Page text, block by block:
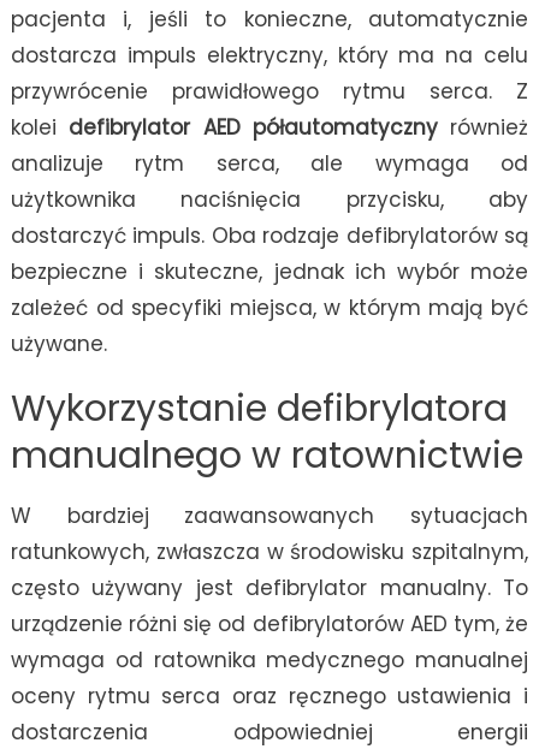
pacjenta i, jeśli to konieczne, automatycznie
dostarcza impuls elektryczny, który ma na celu
przywrócenie prawidłowego rytmu serca. Z
kolei defibrylator AED półautomatycznyrównież
analizuje rytm serca, ale wymaga od
użytkownika naciśnięcia przycisku, aby
dostarczyć impuls. Oba rodzaje defibrylatorów są
bezpieczne i skuteczne, jednak ich wybór może
zależeć od specyfiki miejsca, w którym mają być
używane.
Wykorzystanie defibrylatora
manualnego w ratownictwie
W bardziej zaawansowanych sytuacjach
ratunkowych, zwłaszcza w środowisku szpitalnym,
często używany jest defibrylator manualny. To
urządzenie różni się od defibrylatorów AED tym, że
wymaga od ratownika medycznego manualnej
oceny rytmu serca oraz ręcznego ustawienia i
dostarczenia odpowiedniej energii